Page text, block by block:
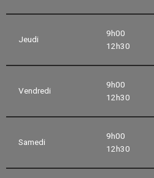
Jeudi
9h00
12h30
Vendredi
9h00
12h30
Samedi
9h00
12h30